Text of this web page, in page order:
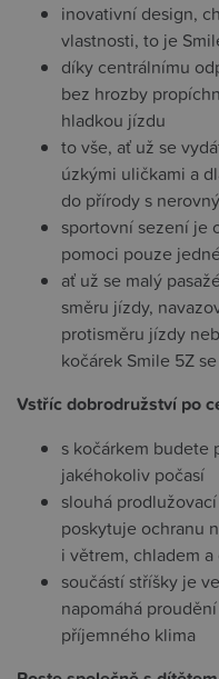
inovativní design,
vlastnosti, to je
díky centrálnímu
bez hrozby
hladkou jízdu
to vše, ať už se
úzkými uličkami a
do přírody s
sportovní sezení je
pomoci pouze
ať už se malý
směru jízdy,
protisměru jízdy
kočárek Smile 5Z
Vstříc dobrodružství po
s kočárkem budete
jakéhokoliv počasí
slouhá
poskytuje ochranu
i větrem, chladem a
součástí stříšky je
napomáhá
příjemného klima